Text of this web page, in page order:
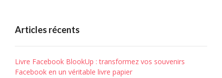
Articles récents
Livre Facebook BlookUp : transformez vos souvenirs
Facebook en un véritable livre papier